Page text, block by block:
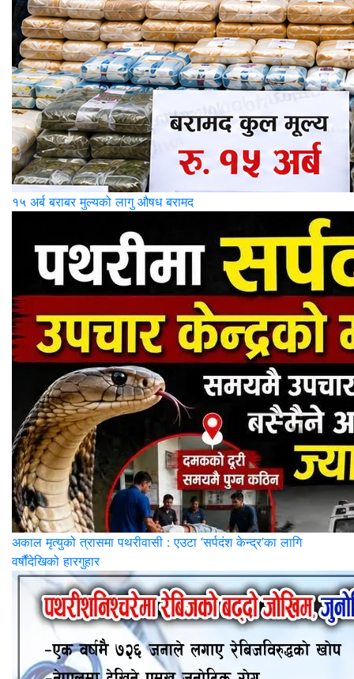
१५ अर्ब बराबर मुल्यको लागु औषध बरामद
अकाल मृत्युको त्रासमा पथरीवासी : एउटा ‘सर्पदंश केन्द्र’का लागि
वर्षौंदेखिको हारगुहार